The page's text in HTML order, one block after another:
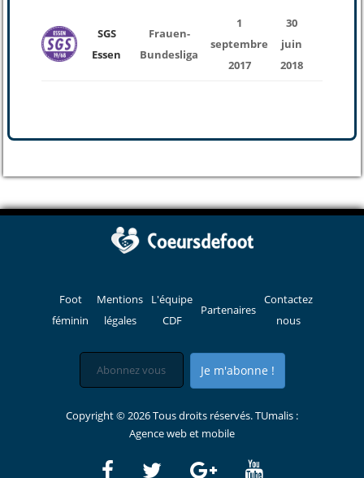
SGS
Essen
Frauen-
Bundesliga
1
septembre
2017
30
juin
2018
Foot
féminin
Mentions
légales
L'équipe
CDF
Partenaires
Contactez
nous
Je m'abonne !
Copyright © 2026 Tous droits réservés. TUmalis :
Agence web et mobile